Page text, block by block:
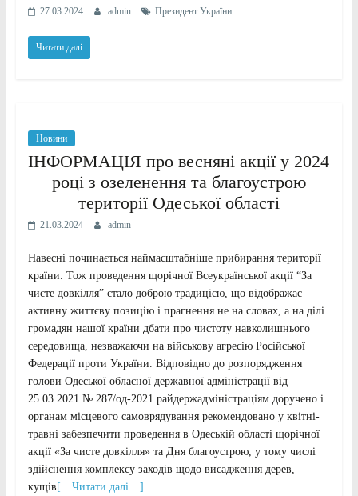
27.03.2024 admin Президент України
Читати далі
Новини
ІНФОРМАЦІЯ про весняні акції у 2024
році з озеленення та благоустрою
території Одеської області
21.03.2024 admin
Навесні починається наймасштабніше прибирання території
країни. Тож проведення щорічної Всеукраїнської акції “За
чисте довкілля” стало доброю традицією, що відображає
активну життєву позицію і прагнення не на словах, а на ділі
громадян нашої країни дбати про чистоту навколишнього
середовища, незважаючи на військову агресію Російської
Федерації проти України. Відповідно до розпорядження
голови Одеської обласної державної адміністрації від
25.03.2021 № 287/од-2021 райдержадміністраціям доручено і
органам місцевого самоврядування рекомендовано у квітні-
травні забезпечити проведення в Одеській області щорічної
акції «За чисте довкілля» та Дня благоустрою, у тому числі
здійснення комплексу заходів щодо висадження дерев,
кущів[…Читати далі…]